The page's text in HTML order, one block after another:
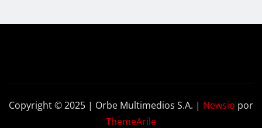
Copyright © 2025 | Orbe Multimedios S.A. | Newsio por
ThemeArile